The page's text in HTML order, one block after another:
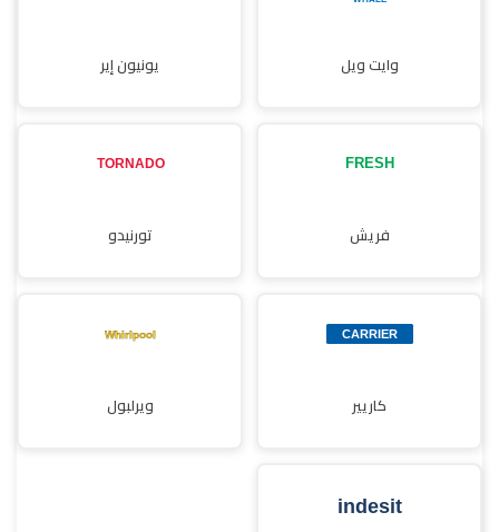
وايت ويل يونيون إير
فريش تورنيدو
كاريير ويرلبول